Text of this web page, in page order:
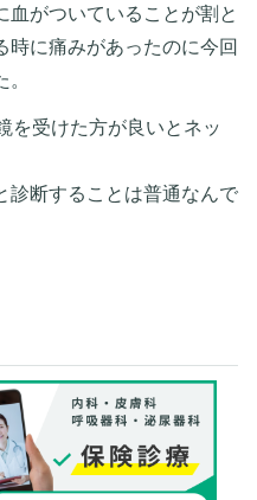
がついていることが割と
時に痛みがあったのに今回
を受けた方が良いとネッ
診断することは普通なんで